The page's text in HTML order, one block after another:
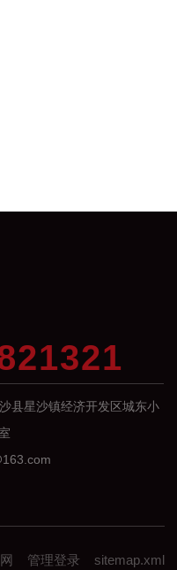
县星沙镇经济开发区城东小
管理登录 sitemap.xml